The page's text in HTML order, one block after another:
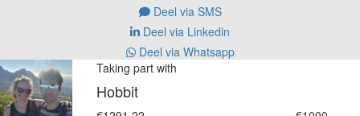
Deel via SMS
Deel via Linkedin
Deel via Whatsapp
Taking part with
Hobbit